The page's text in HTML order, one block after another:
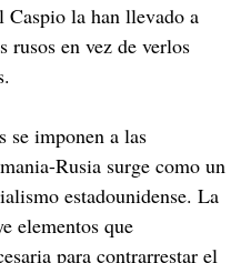
Caspio la han llevado a
rusos en vez de verlos
se imponen a las
Rusia surge como un
estadounidense. La
elementos que
para contrarrestar el